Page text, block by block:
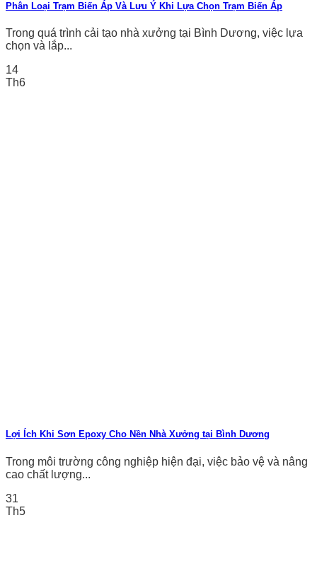
Phân Loại Trạm Biến Áp Và Lưu Ý Khi Lựa Chọn Trạm Biến Áp
Trong quá trình cải tạo nhà xưởng tại Bình Dương, việc lựa
chọn và lắp...
14
Th6
Lợi Ích Khi Sơn Epoxy Cho Nền Nhà Xưởng tại Bình Dương
Trong môi trường công nghiệp hiện đại, việc bảo vệ và nâng
cao chất lượng...
31
Th5